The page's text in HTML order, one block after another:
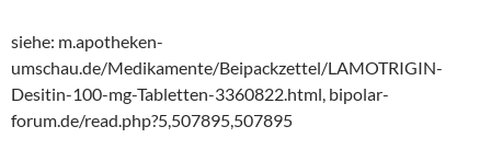
siehe: m.apotheken-
umschau.de/Medikamente/Beipackzettel/LAMOTRIGIN-
Desitin-100-mg-Tabletten-3360822.html, bipolar-
forum.de/read.php?5,507895,507895